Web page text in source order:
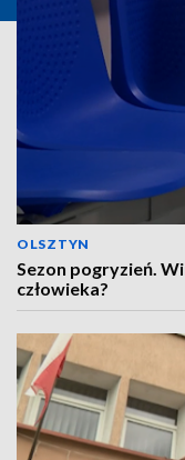
OLSZTYN
Sezon pogryzień.
człowieka?